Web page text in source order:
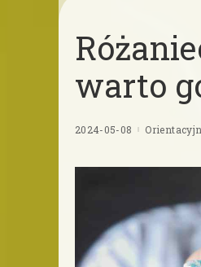
warto
2024-05-08